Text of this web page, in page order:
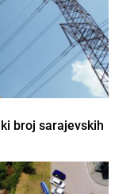
broj sarajevskih